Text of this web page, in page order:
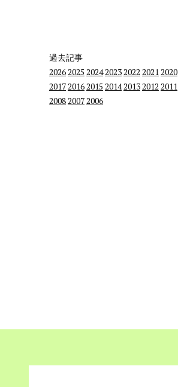
過去記事
20262025 202420232022 20212020
201720162015 201420132012 2011
200820072006